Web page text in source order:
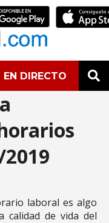
EN DIRECTO
laboral es algo
calidad de vida del